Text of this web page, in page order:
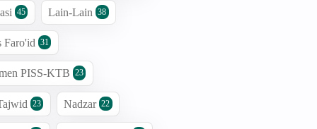
45 Lain-Lain 38
Faro'id 31
PISS-KTB 23
23 Nadzar 22